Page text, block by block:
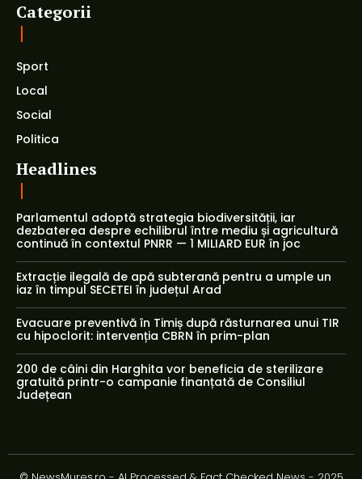
Categorii
Sport
Local
Social
Politica
Headlines
Parlamentul adoptă strategia biodiversității, iar
dezbaterea despre echilibrul între mediu și agricultură
continuă în contextul PNRR — 1 MILIARD EUR în joc
Extracție ilegală de apă subterană pentru a umple un
iaz în timpul SECETEI în județul Arad
Evacuare preventivă în Timiș după răsturnarea unui TIR
cu hipoclorit: intervenția CBRN în prim-plan
200 de câini din Harghita vor beneficia de sterilizare
gratuită printr-o campanie finanțată de Consiliul
Județean